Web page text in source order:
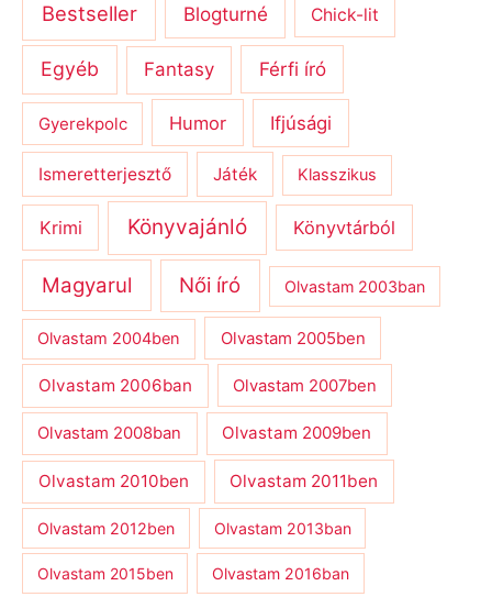
Bestseller Blogturné Chick-lit
Egyéb Fantasy Férfi író
Gyerekpolc Humor Ifjúsági
Ismeretterjesztő Játék Klasszikus
Krimi Könyvajánló Könyvtárból
Magyarul Női író Olvastam 2003ban
Olvastam 2004ben Olvastam 2005ben
Olvastam 2006ban Olvastam 2007ben
Olvastam 2008ban Olvastam 2009ben
Olvastam 2010ben Olvastam 2011ben
Olvastam 2012ben Olvastam 2013ban
Olvastam 2015ben Olvastam 2016ban